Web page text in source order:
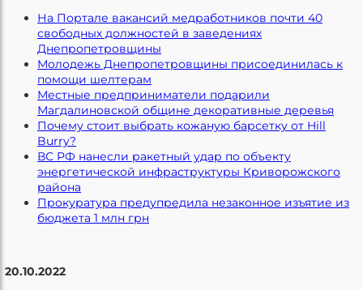
На Портале вакансий медработников почти 40
свободных должностей в заведениях
Днепропетровщины
Молодежь Днепропетровщины присоединилась к
помощи шелтерам
Местные предприниматели подарили
Магдалиновской общине декоративные деревья
Почему стоит выбрать кожаную барсетку от Hill
Burry?
ВС РФ нанесли ракетный удар по объекту
энергетической инфраструктуры Криворожского
района
Прокуратура предупредила незаконное изъятие из
бюджета 1 млн грн
20.10.2022